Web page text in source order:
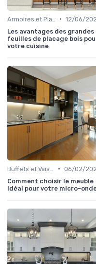
• 12/06/
Les avantages des grandes
feuilles de placage bois
votre cuisine
• 06/02/
Comment choisir le meuble
idéal pour votre micro-